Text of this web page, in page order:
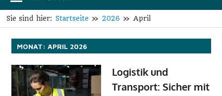
m
m
i
O
n
Sie sind hier: Startseite 2026 April
MONAT: APRIL 2026
Logistik und
Transport: Sicher mit